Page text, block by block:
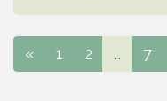
« 1 2 ... 7